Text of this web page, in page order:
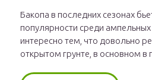
Бакопа в последних сезонах
популярности среди ампельных
интересно тем, что довольно
открытом грунте, в основном в